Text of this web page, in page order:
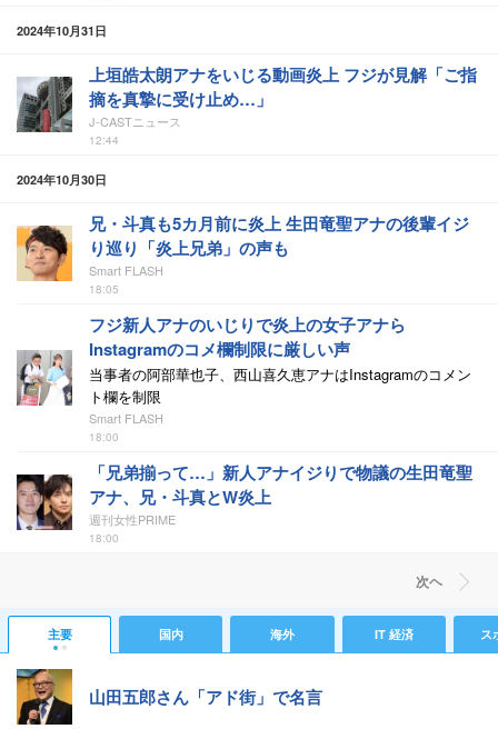
2024年10月31日
上垣皓太朗アナをいじる動画炎上 フジが見解「ご指
摘を真摯に受け止め…」
J-CASTニュース
12:44
2024年10月30日
兄・斗真も5カ月前に炎上 生田竜聖アナの後輩イジ
り巡り「炎上兄弟」の声も
Smart FLASH
18:05
フジ新人アナのいじりで炎上の女子アナら
Instagramのコメ欄制限に厳しい声
当事者の阿部華也子、西山喜久恵アナはInstagramのコメン
ト欄を制限
Smart FLASH
18:00
「兄弟揃って…」新人アナイジりで物議の生田竜聖
アナ、兄・斗真とW炎上
週刊女性PRIME
18:00
次ヘ
主要 国内 海外 IT 経済 ス
山田五郎さん「アド街」で名言